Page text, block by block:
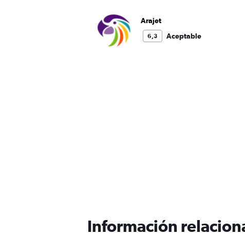
Arajet
6,3 Aceptable
Información